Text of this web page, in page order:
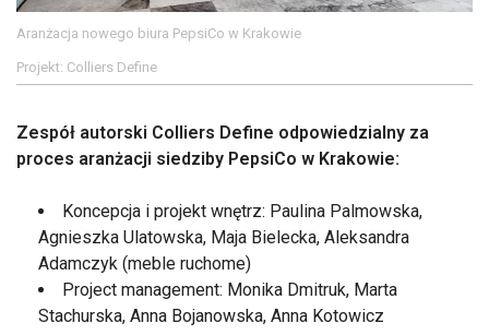
Aranżacja nowego biura PepsiCo w Krakowie
Projekt: Colliers Define
Zespół autorski Colliers Define odpowiedzialny za
proces aranżacji siedziby PepsiCo w Krakowie:
Koncepcja i projekt wnętrz: Paulina Palmowska,
Agnieszka Ulatowska, Maja Bielecka, Aleksandra
Adamczyk (meble ruchome)
Project management: Monika Dmitruk, Marta
Stachurska, Anna Bojanowska, Anna Kotowicz